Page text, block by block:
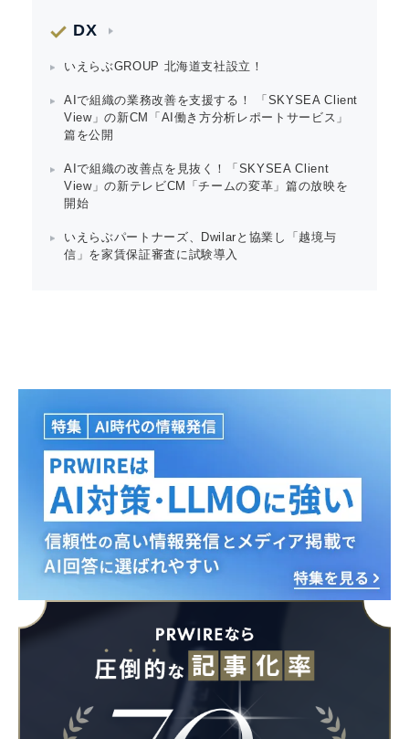
DX
いえらぶGROUP 北海道支社設立！
AIで組織の業務改善を支援する！ 「SKYSEA Client
View」の新CM「AI働き方分析レポートサービス」
篇を公開
AIで組織の改善点を見抜く！「SKYSEA Client
View」の新テレビCM「チームの変革」篇の放映を
開始
いえらぶパートナーズ、Dwilarと協業し「越境与
信」を家賃保証審査に試験導入